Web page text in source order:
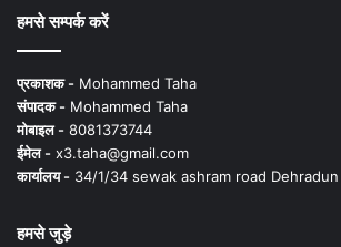
हमसे सम्पर्क करें
प्रकाशक - Mohammed Taha
संपादक - Mohammed Taha
मोबाइल - 8081373744
ईमेल - x3.taha@gmail.com
कार्यालय - 34/1/34 sewak ashram road Dehradun
हमसे जुड़े